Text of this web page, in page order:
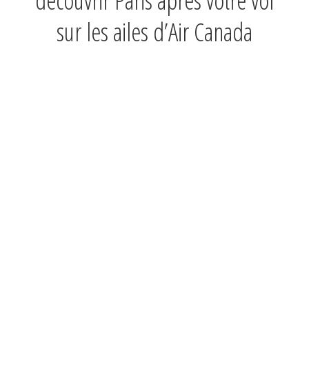
sur les ailes d’Air Canada